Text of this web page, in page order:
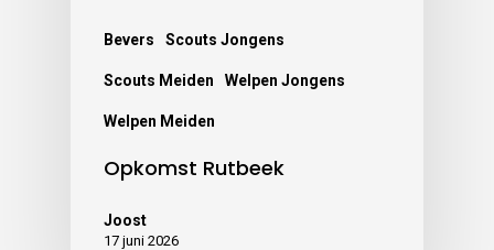
Bevers Scouts Jongens
Scouts Meiden Welpen Jongens
Welpen Meiden
Opkomst Rutbeek
Joost
17 juni 2026